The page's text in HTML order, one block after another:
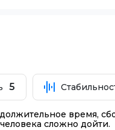
5
время,
сложно дойти.